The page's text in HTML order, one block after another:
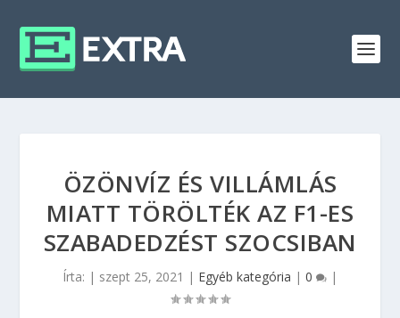
ÖZÖNVÍZ ÉS VILLÁMLÁS
MIATT TÖRÖLTÉK AZ F1-ES
SZABADEDZÉST SZOCSIBAN
Írta: | szept 25, 2021 | Egyéb kategória | 0 |